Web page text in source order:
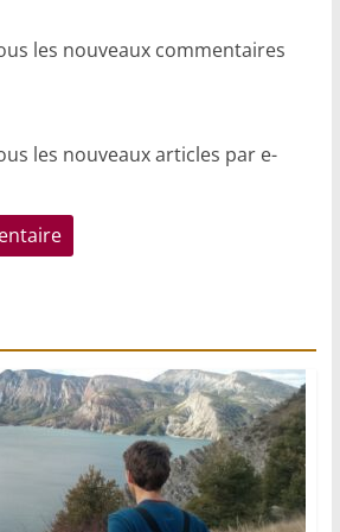
les nouveaux commentaires
les nouveaux articles par e-